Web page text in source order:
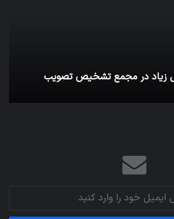
زیاد در مجمع تشخیص تصویب